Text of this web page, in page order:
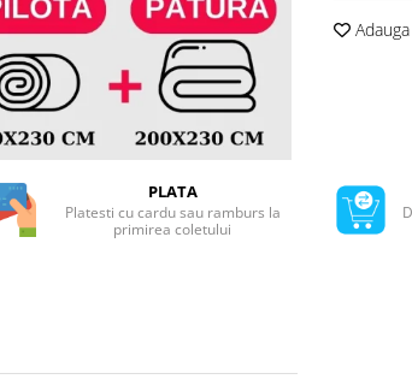
PLATA
Platesti cu cardu sau ramburs la
primirea coletului